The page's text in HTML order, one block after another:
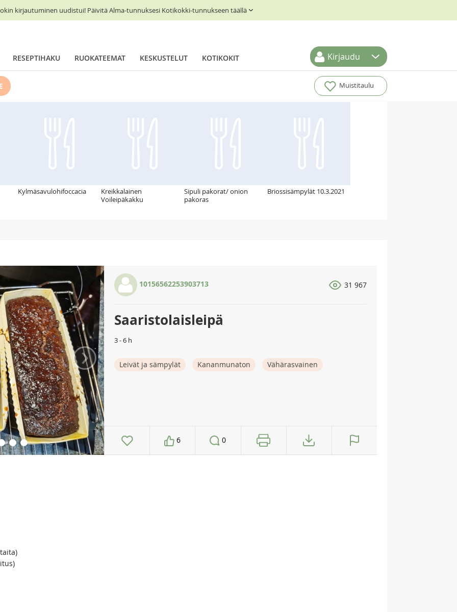
kirjautuminen uudistui! Päivitä Alma-tunnuksesi Kotikokki-tunnukseen täällä
RESEPTIHAKU RUOKATEEMAT KESKUSTELUT KOTIKOKIT Kirjaudu
Muistitaulu
Kylmäsavulohifoccacia
Kreikkalainen
Voileipäkakku
Sipuli pakorat/ onion
pakoras
Briossisämpylät 10.3.2021
›
10156562253903713 31 967
Saaristolaisleipä
3 - 6 h
Leivät ja sämpylät Kananmunaton Vähärasvainen
6 0